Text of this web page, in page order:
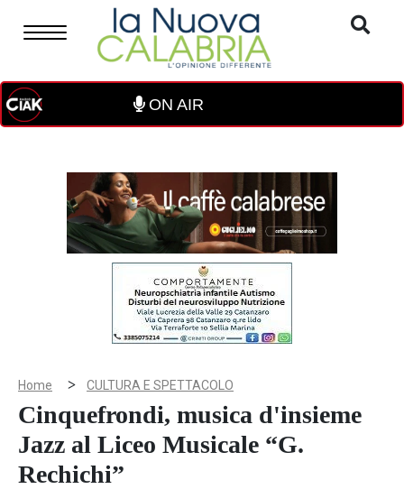
ON AIR
Home > CULTURA E SPETTACOLO
Cinquefrondi, musica d'insieme
Jazz al Liceo Musicale “G.
Rechichi”